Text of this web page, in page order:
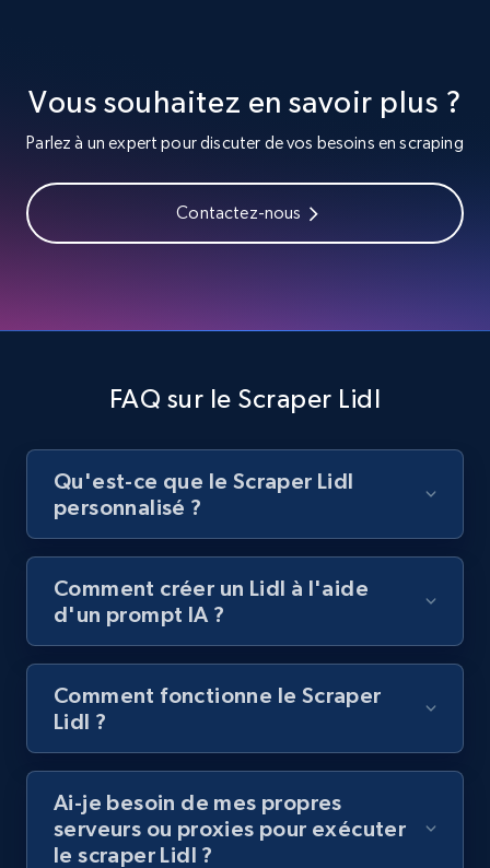
8.1K+ 716+ Essai gratuit
Youtube - Videos posts - Search videos by
Youtube - Videos posts - Collect YouTube
posts by hashtags
URL, Title, Youtuber, Youtuber md5, Video url,
8.1K+
Youtube - Videos posts - Discovery records
URL, Title, Youtuber, Youtuber md5, Video url,
Video length, Likes, Views, and more.
Vous souhaitez en savoir plus ?
Parlez à un expert pour discuter de vos besoins en scraping
Contactez-nous
FAQ sur le Scraper Lidl
Qu'est-ce que le Scraper Lidl
personnalisé ?
Comment créer un Lidl à l'aide
d'un prompt IA ?
Comment fonctionne le Scraper
Lidl ?
Ai-je besoin de mes propres
serveurs ou proxies pour exécuter
le scraper Lidl ?